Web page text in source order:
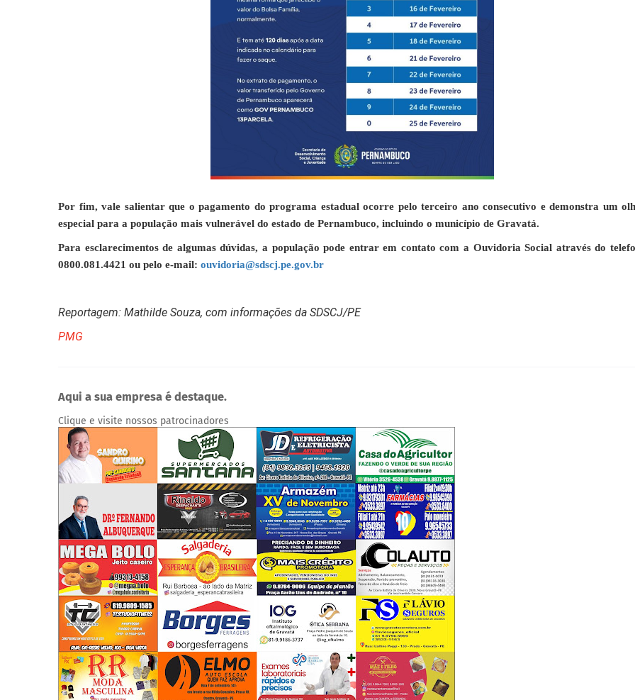
Por fim, vale salientar que o pagamento do programa estadual ocorre pelo terceiro ano consecutivo e demonstra um
especial para a população mais vulnerável do estado de Pernambuco, incluindo o município de Gravatá.
Para esclarecimentos de algumas dúvidas, a população pode entrar em contato com a Ouvidoria Social através do
0800.081.4421 ou pelo e-mail: ouvidoria@sdscj.pe.gov.br
Reportagem: Mathilde Souza, com informações da SDSCJ/PE
PMG
Aqui a sua empresa é destaque.
Clique e visite nossos patrocinadores